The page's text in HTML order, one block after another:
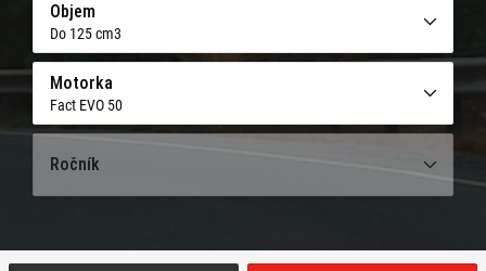
Objem
Do 125 cm3
Motorka
Fact EVO 50
Ročník